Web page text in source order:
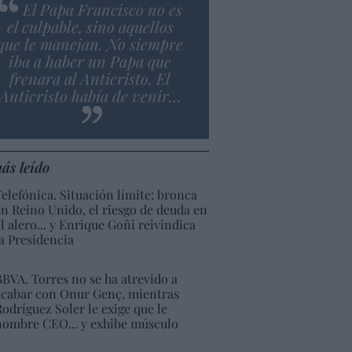
El Papa Francisco no es
el culpable, sino aquellos
le manejan. No siempre
iba a haber un Papa que
frenara al Anticristo. El
había de venir…
leído
Situación límite: bronca
Reino Unido, el riesgo de deuda en
alero... y Enrique Goñi reivindica
Presidencia
Torres no se ha atrevido a
con Onur Genç, mientras
Soler le exige que le
CEO... y exhibe músculo